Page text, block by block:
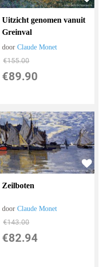
Uitzicht genomen vanuit
Greinval
doorClaude Monet
€155.00
€89.90
Zeilboten
doorClaude Monet
€143.00
€82.94